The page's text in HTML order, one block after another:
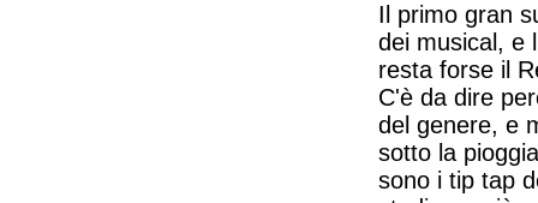
Il primo gran
dei musical, e
resta forse il
C'è da dire
del genere, e
sotto la
sono i tip tap